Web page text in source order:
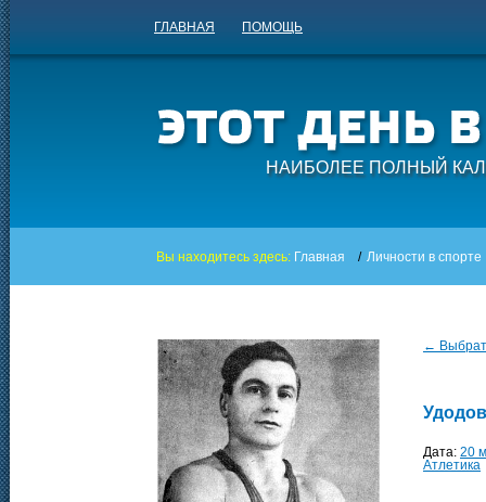
ГЛАВНАЯ ПОМОЩЬ
НАИБОЛЕЕ ПОЛНЫЙ
Вы находитесь здесь: Главная / Личности в спорте
←
Дата: 20
Атлетика